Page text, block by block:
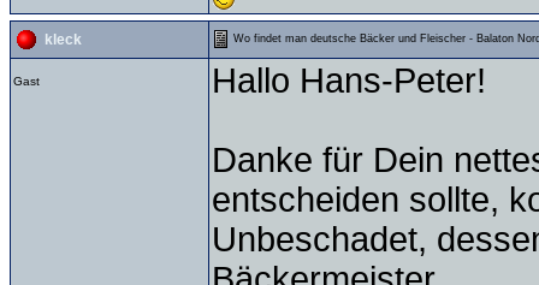
kleck Wo findet man deutsche Bäcker und Fleischer - Balaton
Gast Hallo Hans-Peter!
Danke für Dein
entscheiden sollte,
Unbeschadet,